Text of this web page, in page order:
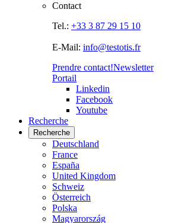
Contact
Tel.: +33 3 87 29 15 10
E-Mail: info@testotis.fr
Prendre contact!Newsletter
Portail
Linkedin
Facebook
Youtube
Recherche
Recherche
Deutschland
France
España
United Kingdom
Schweiz
Österreich
Polska
Magyarország